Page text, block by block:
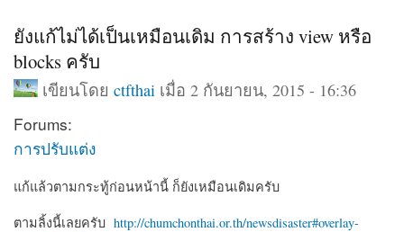
ยังแก้ไม่ได้เป็นเหมือนเดิม การสร้าง view หรือ
blocks ครับ
เขียนโดย ctfthaiเมื่อ 2 กันยายน, 2015 - 16:36
Forums:
การปรับแต่ง
แก้แล้วตามกระทู้ก่อนหน้านี้ ก็ยังเหมือนเดิมครับ
ตามลิ้งนี้เลยครับ http://chumchonthai.or.th/newsdisaster#overlay-